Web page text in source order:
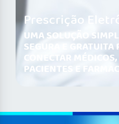
Prescrição
UMA SOLUÇÃO
SEGURA E GRATUITA
CONECTAR MÉDICOS,
PACIENTES E